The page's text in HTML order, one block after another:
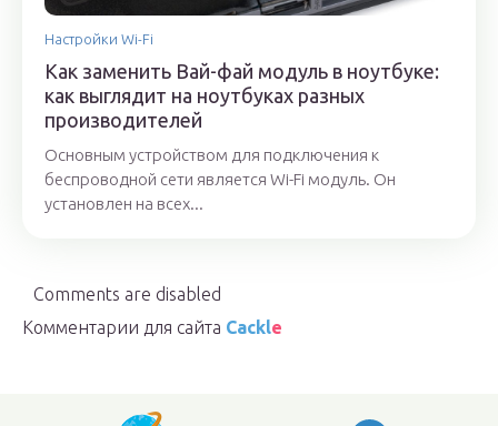
Настройки Wi-Fi
Как заменить Вай-фай модуль в ноутбуке:
как выглядит на ноутбуках разных
производителей
Основным устройством для подключения к
беспроводной сети является Wi-Fi модуль. Он
установлен на всех...
Comments are disabled
Комментарии для сайта Cackle